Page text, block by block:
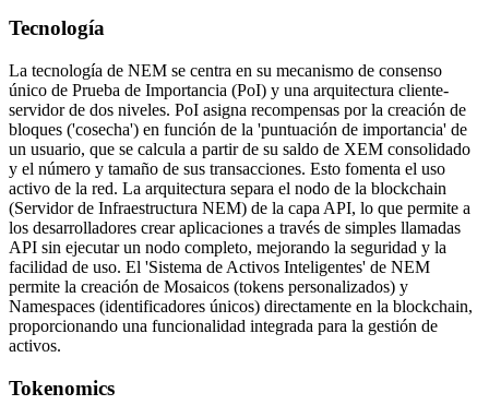
Tecnología
La tecnología de NEM se centra en su mecanismo de consenso
único de Prueba de Importancia (PoI) y una arquitectura cliente-
servidor de dos niveles. PoI asigna recompensas por la creación de
bloques ('cosecha') en función de la 'puntuación de importancia' de
un usuario, que se calcula a partir de su saldo de XEM consolidado
y el número y tamaño de sus transacciones. Esto fomenta el uso
activo de la red. La arquitectura separa el nodo de la blockchain
(Servidor de Infraestructura NEM) de la capa API, lo que permite a
los desarrolladores crear aplicaciones a través de simples llamadas
API sin ejecutar un nodo completo, mejorando la seguridad y la
facilidad de uso. El 'Sistema de Activos Inteligentes' de NEM
permite la creación de Mosaicos (tokens personalizados) y
Namespaces (identificadores únicos) directamente en la blockchain,
proporcionando una funcionalidad integrada para la gestión de
activos.
Tokenomics